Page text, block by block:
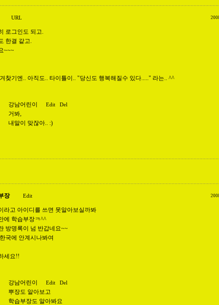
URL
로그인도 되고.
한결 같고.
~~~
찾기엔.. 아직도.. 타이틀이.. "당신도 행복해질수 있다....." 라는.. ^^
강남어린이 Edit Del
거봐,
내말이 맞잖아.. :)
장 Edit
라고 아이디를 쓰면 못알아보실까봐
에 학습부장ㅋ^^
방명록이 넘 반갑네요~~
국에 안계시나봐여
세요!!
강남어린이 Edit Del
뿌장도 알아보고
학습부장도 알아봐요